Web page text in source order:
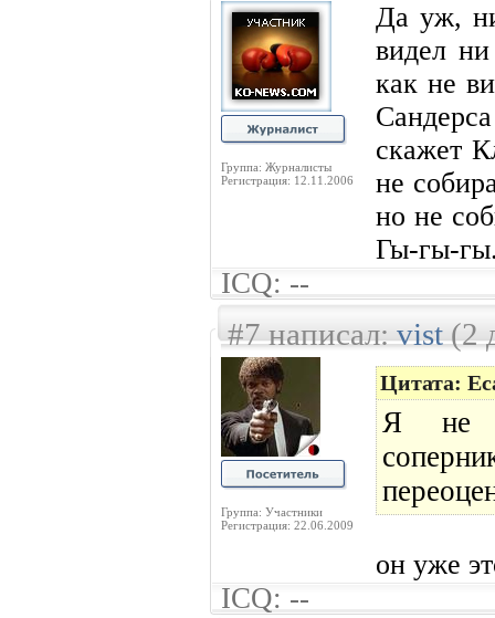
Группа: Журналисты
Регистрация: 12.11.2006
Да уж,
видел
как не
скажет
не
но не
Гы-гы-
ICQ: --
#7 написал:vist(2
Группа: Участники
Регистрация: 22.06.2009
Цитата:
Я не
он уже
ICQ: --